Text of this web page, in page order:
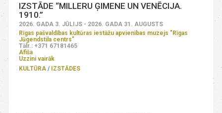
IZSTĀDE “MILLERU ĢIMENE UN VENĒCIJA.
1910.”
2026. GADA 3. JŪLIJS - 2026. GADA 31. AUGUSTS
Rīgas pašvaldības kultūras iestāžu apvienības muzejs "Rīgas
Jūgendstila centrs"
Tālr.: +371 67181465
Afiša
Uzzini vairāk
KULTŪRA
IZSTĀDES